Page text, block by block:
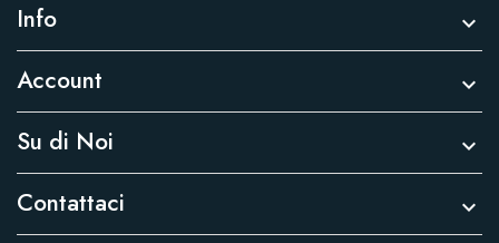
Info 
Account 
Su di Noi 
Contattaci 